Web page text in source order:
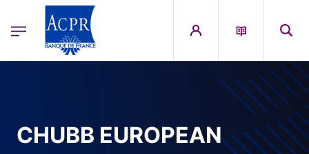
ACPR Menu Principal (French)
CHUBB EUROPEAN